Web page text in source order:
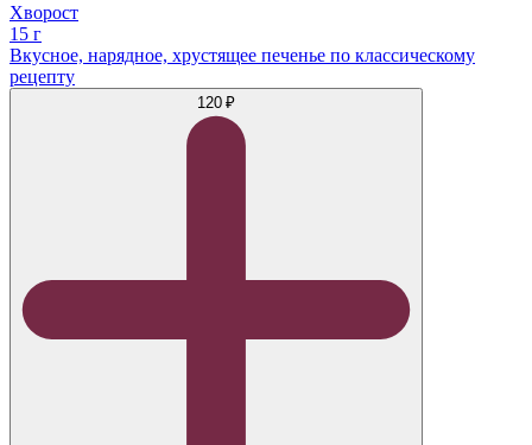
Хворост
15 г
Вкусное, нарядное, хрустящее печенье по классическому
рецепту
120 ₽